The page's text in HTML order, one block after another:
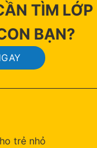
TÌM LỚP
BẠN?
trẻ nhỏ